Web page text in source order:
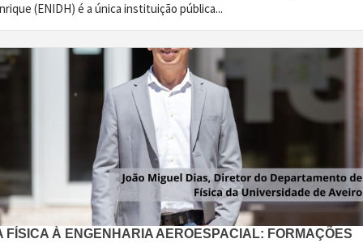
(ENIDH) é a única instituição pública...
FÍSICA À ENGENHARIA AEROESPACIAL: FORMAÇÕES